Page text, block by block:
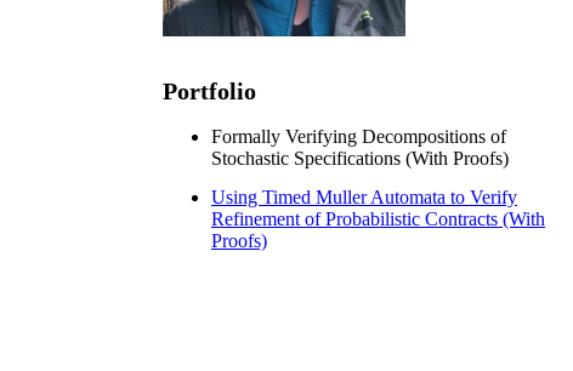
Portfolio
Formally Verifying Decompositions of
Stochastic Specifications (With Proofs)
Using Timed Muller Automata to Verify
Refinement of Probabilistic Contracts (With
Proofs)